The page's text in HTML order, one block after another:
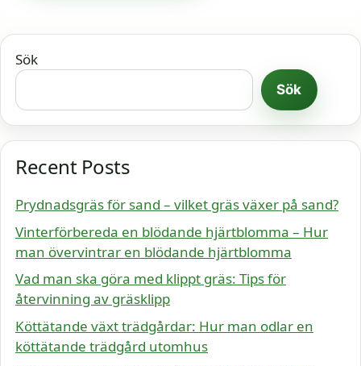
Sök
Sök
Recent Posts
Prydnadsgräs för sand – vilket gräs växer på sand?
Vinterförbereda en blödande hjärtblomma – Hur
man övervintrar en blödande hjärtblomma
Vad man ska göra med klippt gräs: Tips för
återvinning av gräsklipp
Köttätande växt trädgårdar: Hur man odlar en
köttätande trädgård utomhus